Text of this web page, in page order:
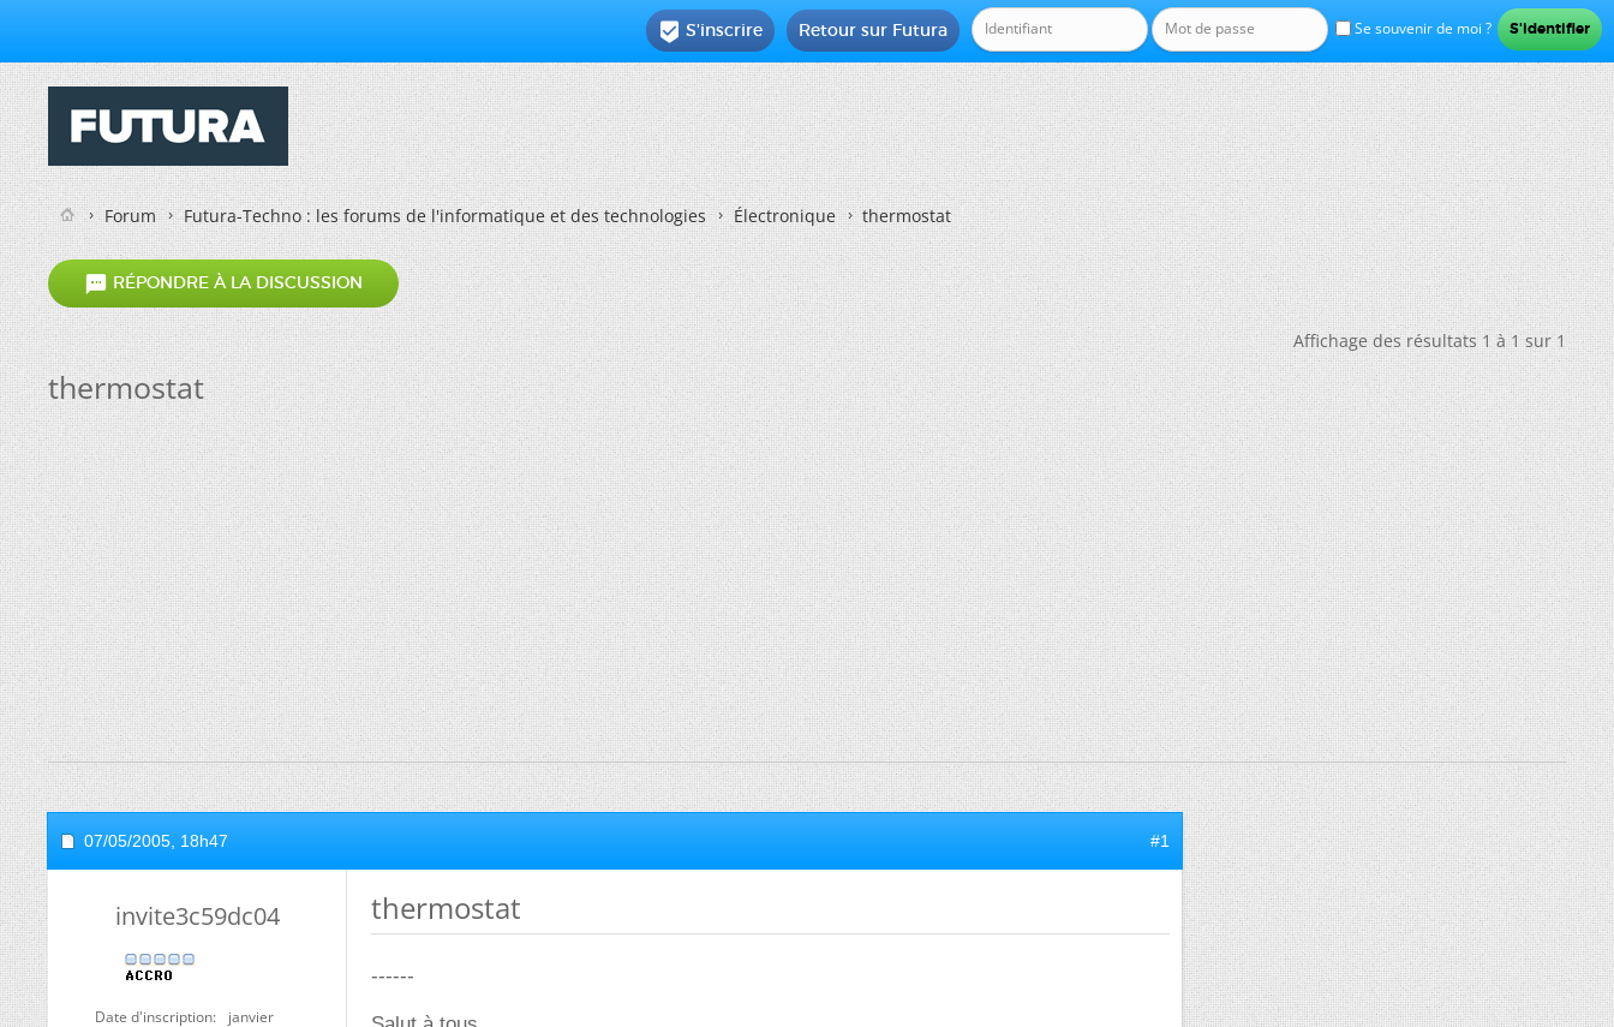
Se souvenir de moi ?
Retour sur Futura
 S'inscrire
Forum Futura-Techno : les forums de l'informatique et des technologies Électronique thermostat
 RÉPONDRE À LA DISCUSSION
Affichage des résultats 1 à 1 sur 1
thermostat
07/05/2005, 18h47 #1
invite3c59dc04
Date d'inscription
janvier
thermostat
------